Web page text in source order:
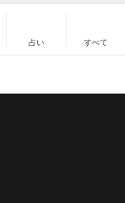
占い すべて